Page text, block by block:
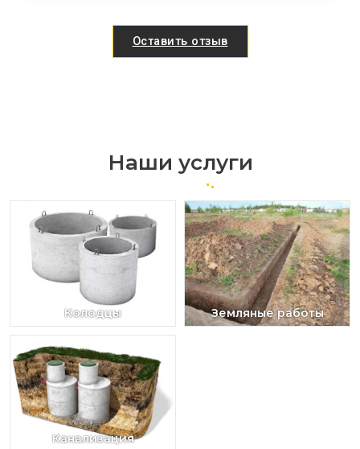
Оставить отзыв
Наши услуги
Колодцы Земляные работы
Канализация